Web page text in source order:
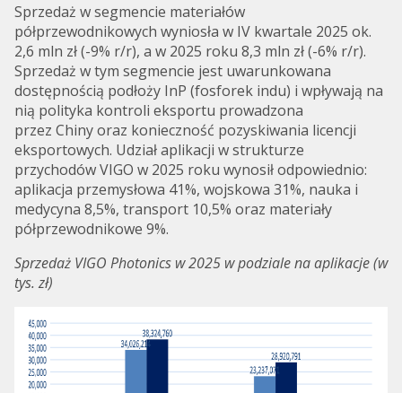
Sprzedaż w segmencie materiałów
półprzewodnikowych wyniosła w IV kwartale 2025 ok.
2,6 mln zł (-9% r/r), a w 2025 roku 8,3 mln zł (-6% r/r).
Sprzedaż w tym segmencie jest uwarunkowana
dostępnością podłoży InP (fosforek indu) i wpływają na
nią polityka kontroli eksportu prowadzona
przez Chiny oraz konieczność pozyskiwania licencji
eksportowych. Udział aplikacji w strukturze
przychodów VIGO w 2025 roku wynosił odpowiednio:
aplikacja przemysłowa 41%, wojskowa 31%, nauka i
medycyna 8,5%, transport 10,5% oraz materiały
półprzewodnikowe 9%.
Sprzedaż VIGO Photonics w 2025 w podziale na aplikacje (w
tys. zł)